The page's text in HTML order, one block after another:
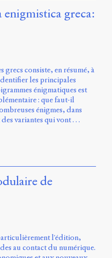
enigmistica greca:
grecs consiste, en résumé, à
les principales
énigmatiques est
: que faut-il
énigmes, dans
variantes qui vont …
de
l'édition,
au contact du numérique.